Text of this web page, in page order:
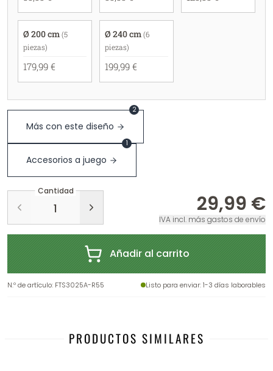
Ø 200 cm (5
piezas)
179,99 €
Ø 240 cm (6
piezas)
199,99 €
Más con este diseño
2
Accesorios a juego
1
Cantidad
29,99 €
IVA incl. más gastos de envío
Añadir al carrito
N.º de artículo: FTS3025A-R55 Listo para enviar: 1-3 días laborables
PRODUCTOS SIMILARES